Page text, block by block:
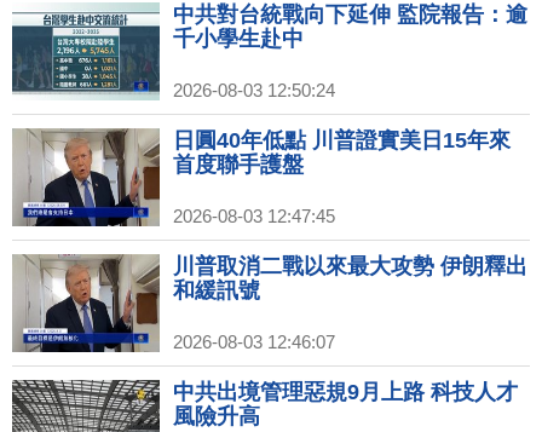
中共對台統戰向下延伸 監院報告：逾
千小學生赴中
2026-08-03 12:50:24
日圓40年低點 川普證實美日15年來
首度聯手護盤
2026-08-03 12:47:45
川普取消二戰以來最大攻勢 伊朗釋出
和緩訊號
2026-08-03 12:46:07
中共出境管理惡規9月上路 科技人才
風險升高